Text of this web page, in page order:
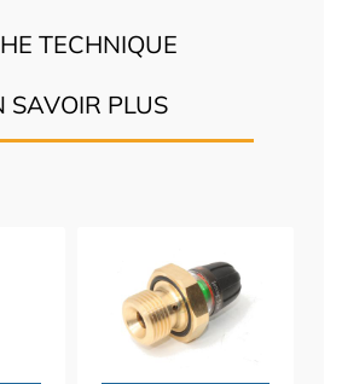
TECHNIQUE
SAVOIR PLUS